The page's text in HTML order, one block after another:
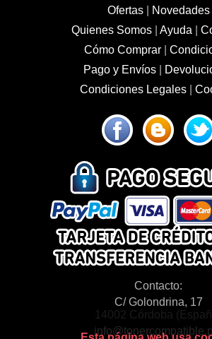
Ofertas|
Novedades
Quienes Somos| Ayuda
Cómo Comprar|
Pago y Envíos|
Condiciones Legales
Contacto:
C/ Golondrina, 17
14002 Córdoba